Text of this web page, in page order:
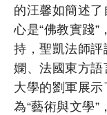
的汪馨如簡述
心是“佛教實踐
持，聖凱法師
嫻、法國東方
大學的劉軍展
為“藝術與文學”